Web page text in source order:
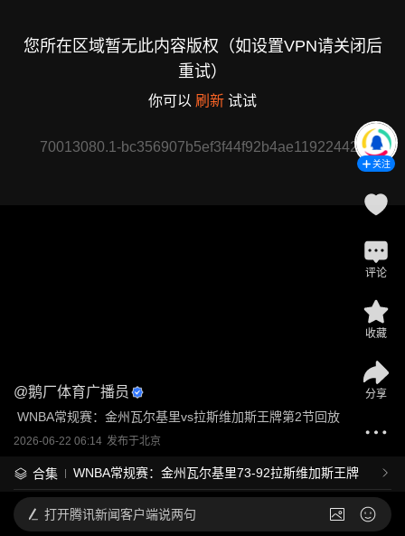
您所在区域暂无此内容版权（如设置VPN请关闭后
重试）
你可以 刷新 试试
70013080.1-bc356907b5ef3f44f92b4ae11922442a
@鹅厂体育广播员
WNBA常规赛：金州瓦尔基里vs拉斯维加斯王牌第2节回放
2026-06-22 06:14 发布于北京
合集 WNBA常规赛：金州瓦尔基里73-92拉斯维加斯王牌
关注
评论
收藏
分享
打开腾讯新闻客户端说两句